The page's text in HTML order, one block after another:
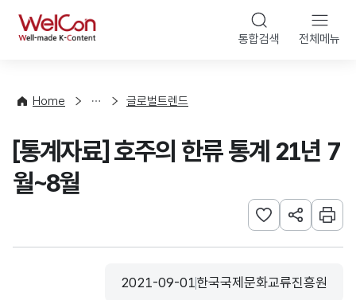
WelCon 통합검색 전체메뉴
Home
향
계
글로벌트렌드
[통계자료] 호주의 한류 통계 21년 7
월~8월
관심사 등록하기
URL 공유하
인쇄
등록일
2021-09-01
수집기관
한국국제문화교류진흥원